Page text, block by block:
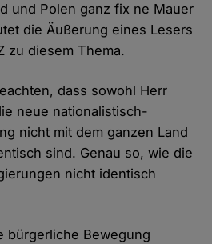
und Polen ganz fix ne Mauer
die Äußerung eines Lesers
zu diesem Thema.
dass sowohl Herr
neue nationalistisch-
nicht mit dem ganzen Land
sind. Genau so, wie die
nicht identisch
bürgerliche Bewegung